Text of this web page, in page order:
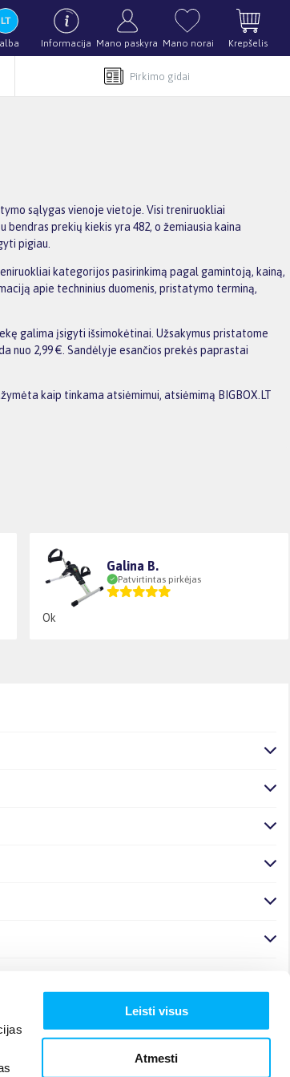
Leisti visus
Atmesti
Informacija Mano paskyra Mano norai Krepšelis
Pirkimo gidai
sąlygas vienoje vietoje. Visi treniruokliai
prekių kiekis yra 482, o žemiausia kaina
pigiau.
kategorijos pasirinkimą pagal gamintoją, kainą,
apie techninius duomenis, pristatymo terminą,
galima įsigyti išsimokėtinai. Užsakymus pristatome
nuo 2,99 €. Sandėlyje esančios prekės paprastai
kaip tinkama atsiėmimui, atsiėmimą BIGBOX.LT
Galina B.
Patvirtintas pirkėjas
Ok